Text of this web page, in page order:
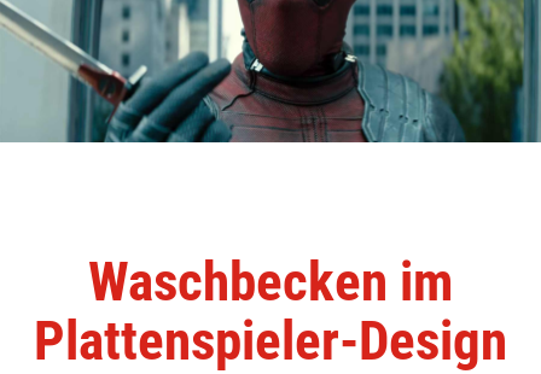
Waschbecken im
Plattenspieler-Design